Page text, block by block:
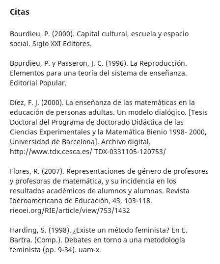
Citas
Bourdieu, P. (2000). Capital cultural, escuela y espacio
social. Siglo XXI Editores.
Bourdieu, P. y Passeron, J. C. (1996). La Reproducción.
Elementos para una teoría del sistema de enseñanza.
Editorial Popular.
Díez, F. J. (2000). La enseñanza de las matemáticas en la
educación de personas adultas. Un modelo dialógico. [Tesis
Doctoral del Programa de doctorado Didáctica de las
Ciencias Experimentales y la Matemática Bienio 1998- 2000,
Universidad de Barcelona]. Archivo digital.
http://www.tdx.cesca.es/ TDX-0331105-120753/
Flores, R. (2007). Representaciones de género de profesores
y profesoras de matemática, y su incidencia en los
resultados académicos de alumnos y alumnas. Revista
Iberoamericana de Educación, 43, 103-118.
rieoei.org/RIE/article/view/753/1432
Harding, S. (1998). ¿Existe un método feminista? En E.
Bartra. (Comp.). Debates en torno a una metodología
feminista (pp. 9-34). uam-x.